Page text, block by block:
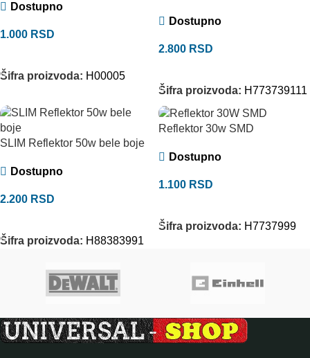
Dostupno
1.000 RSD
Šifra proizvoda: H00005
Dostupno
2.800 RSD
Šifra proizvoda: H773739111
SLIM Reflektor 50w bele boje
Dostupno
2.200 RSD
Šifra proizvoda: H88383991
Reflektor 30w SMD
Dostupno
1.100 RSD
Šifra proizvoda: H7737999